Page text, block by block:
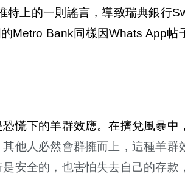
特上的一則謠言，導致瑞典銀行
Metro Bank同樣因Whats App帖
慌下的羊群效應。在擠兌風暴中
他人必然會群擁而上，這種羊群
安全的，也害怕失去自己的存款